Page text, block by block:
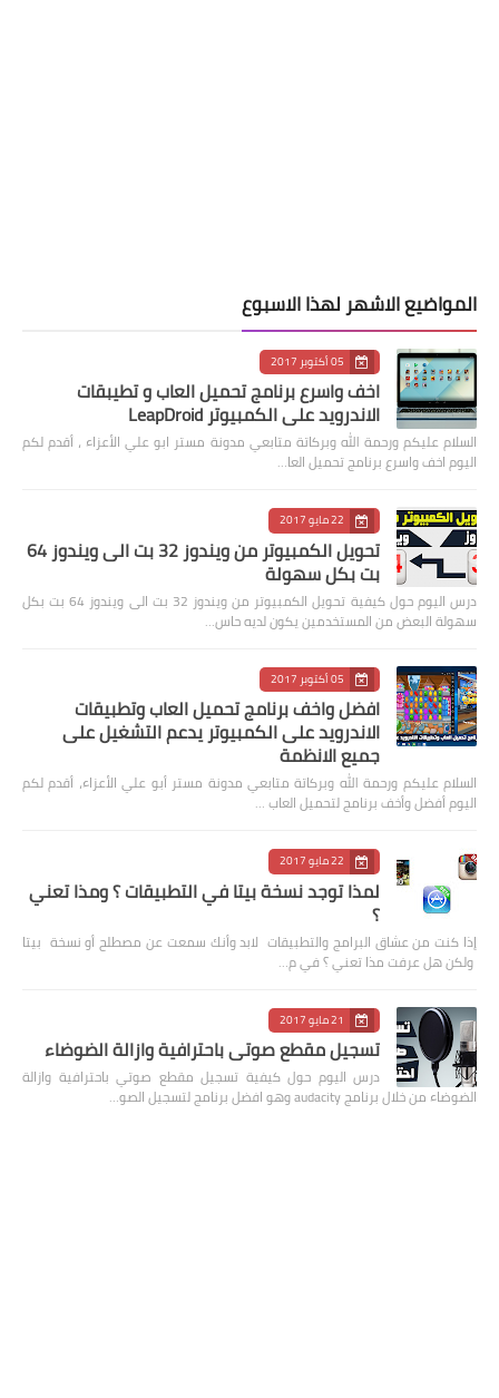
المواضيع الاشهر لهذا الاسبوع
05 أكتوبر 2017
اخف واسرع برنامج تحميل العاب و تطيبقات
الاندرويد على الكمبيوتر LeapDroid
السلام عليكم ورحمة الله وبركاتة متابعي مدونة مستر ابو علي الأعزاء ، أقدم لكم
اليوم اخف واسرع برنامج تحميل العا…
22 مايو 2017
تحويل الكمبيوتر من ويندوز 32 بت الى ويندوز 64
بت بكل سهولة
درس اليوم حول كيفية تحويل الكمبيوتر من ويندوز 32 بت الى ويندوز 64 بت بكل
سهولة البعض من المستخدمين يكون لديه حاس…
05 أكتوبر 2017
افضل واخف برنامج تحميل العاب وتطبيقات
الاندرويد على الكمبيوتر يدعم التشغيل على
جميع الانظمة
السلام عليكم ورحمة الله وبركاتة متابعي مدونة مستر أبو علي الأعزاء، أقدم لكم
اليوم أفضل وأخف برنامج لتحميل العاب …
22 مايو 2017
لمذا توجد نسخة بيتا في التطبيقات ؟ ومذا تعني
؟
إذا كنت من عشاق البرامج والتطبيقات لابد وأنك سمعت عن مصطلح أو نسخة بيتا
ولكن هل عرفت مذا تعني ؟ في م…
21 مايو 2017
تسجيل مقطع صوتي باحترافية وازالة الضوضاء
درس اليوم حول كيفية تسجيل مقطع صوتي باحترافية وازالة
الضوضاء من خلال برنامج audacity وهو افضل برنامج لتسجيل الصو…